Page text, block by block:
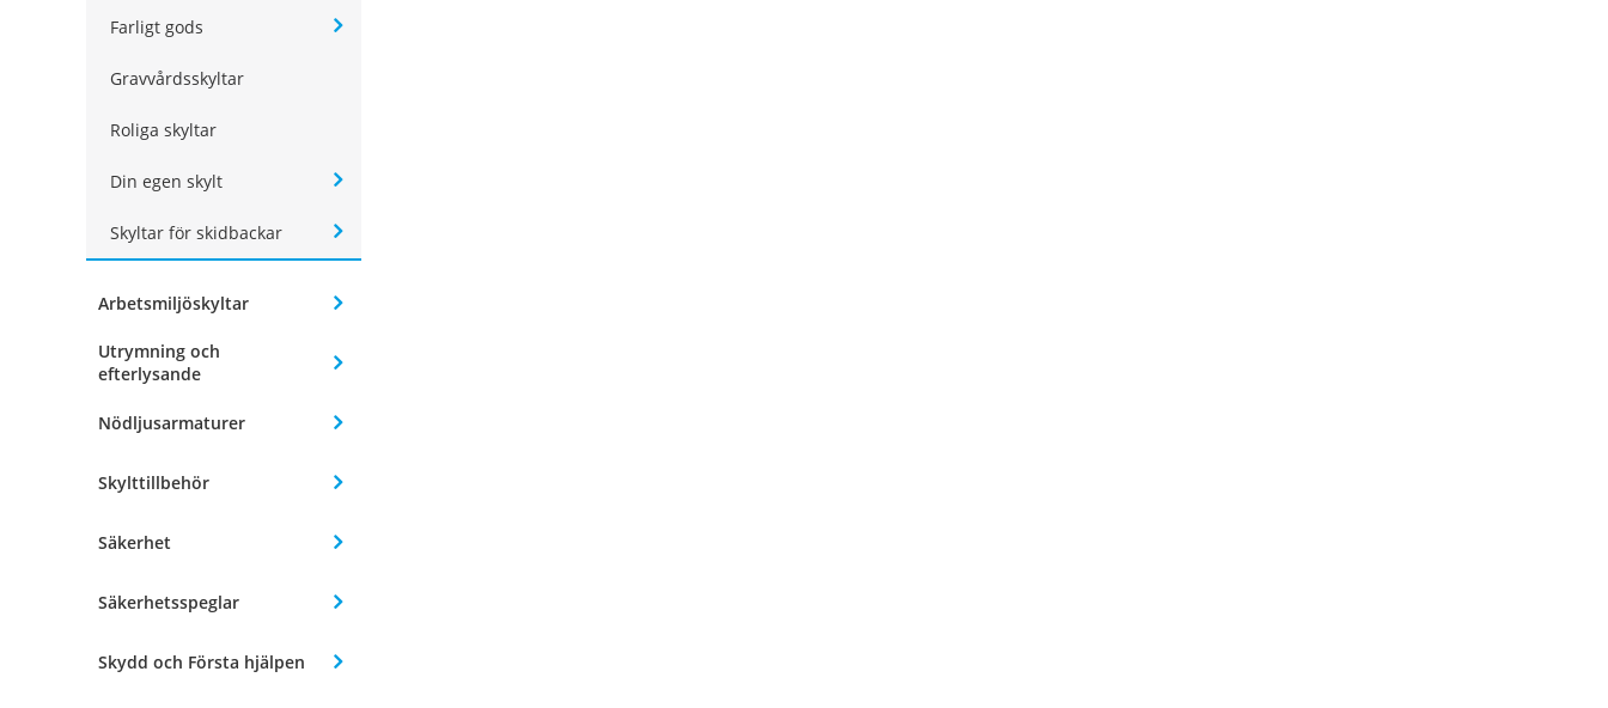
Farligt gods
Gravvårdsskyltar
Roliga skyltar
Din egen skylt
Skyltar för skidbackar
Arbetsmiljöskyltar
Utrymning och
efterlysande
Nödljusarmaturer
Skylttillbehör
Säkerhet
Säkerhetsspeglar
Skydd och Första hjälpen